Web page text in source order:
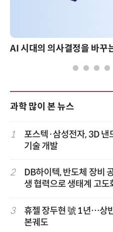
과학 많이 본 뉴스
1
포스텍·삼성전자, 3D 낸
기술 개발
2
DB하이텍, 반도체 장비
생 협력으로 생태계 고도
3
휴젤 장두현 號 1년…상
본궤도